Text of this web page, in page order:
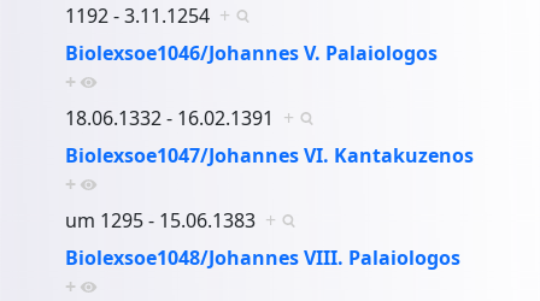
1192 - 3.11.1254 +
Biolexsoe1046/Johannes V. Palaiologos
+
18.06.1332 - 16.02.1391 +
Biolexsoe1047/Johannes VI. Kantakuzenos
+
um 1295 - 15.06.1383 +
Biolexsoe1048/Johannes VIII. Palaiologos
+